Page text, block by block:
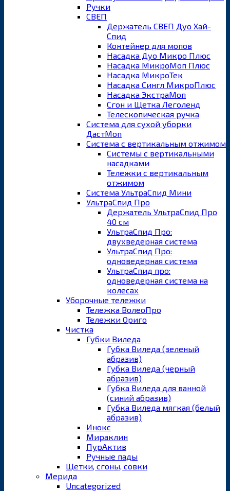
Ручки
СВЕП
Держатель СВЕП Дуо Хай-
Спид
Контейнер для мопов
Насадка Дуо Микро Плюс
Насадка МикроМоп Плюс
Насадка МикроТек
Насадка Сингл МикроПлюс
Насадка ЭкстраМоп
Сгон и Щетка Леголенд
Телескопическая ручка
Система для сухой уборки
ДастМоп
Система с вертикальным отжимом
Системы с вертикальными
насадками
Тележки с вертикальным
отжимом
Система УльтраСпид Мини
УльтраСпид Про
Держатель УльтраСпид Про
40 см
УльтраСпид Про:
двухведерная система
УльтраСпид Про:
одноведерная система
УльтраСпид про:
одноведерная система на
колесах
Уборочные тележки
Тележка ВолеоПро
Тележки Ориго
Чистка
Губки Виледа
Губка Виледа (зеленый
абразив)
Губка Виледа (черный
абразив)
Губка Виледа для ванной
(синий абразив)
Губка Виледа мягкая (белый
абразив)
Инокс
Мираклин
ПурАктив
Ручные пады
Щетки, сгоны, совки
Мерида
Uncategorized